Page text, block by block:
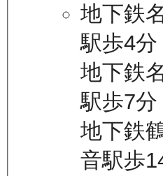
地下鉄
駅歩4分
地下鉄
駅歩7分
地下鉄
音駅歩